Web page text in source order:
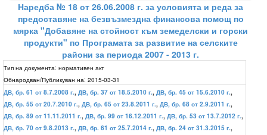
Наредба № 18 от 26.06.2008 г. за условията и реда за
предоставяне на безвъзмездна финансова помощ по
мярка "Добавяне на стойност към земеделски и горски
продукти" по Програмата за развитие на селските
райони за периода 2007 - 2013 г.
Тип на документа: нормативен акт
Обнародван/Публикуван на: 2015-03-31
ДВ, бр. 61 от 8.7.2008 г., ДВ, бр. 37 от 18.5.2010 г., ДВ, бр. 45 от 15.6.2010 г.,
ДВ, бр. 55 от 20.7.2010 г., ДВ, бр. 65 от 23.8.2011 г., ДВ, бр. 68 от 2.9.2011 г.,
ДВ, бр. 89 от 11.11.2011 г., ДВ, бр. 99 от 16.12.2011 г., ДВ, бр. 53 от 13.7.2012 г.,
ДВ, бр. 70 от 9.8.2013 г., ДВ, бр. 61 от 25.7.2014 г., ДВ, бр. 24 от 31.3.2015 г.,